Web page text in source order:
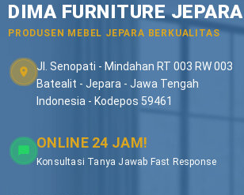
DIMA FURNITURE JEPARA
PRODUSEN MEBEL JEPARA BERKUALITAS
Jl. Senopati - Mindahan RT 003 RW 003
Batealit - Jepara - Jawa Tengah
Indonesia - Kodepos 59461
ONLINE 24 JAM!
Konsultasi Tanya Jawab Fast Response